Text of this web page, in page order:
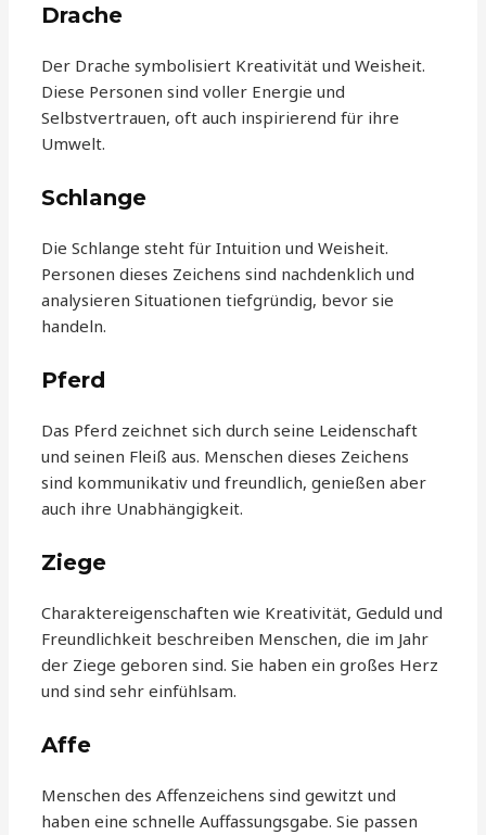
Drache
Der Drache symbolisiert Kreativität und Weisheit.
Diese Personen sind voller Energie und
Selbstvertrauen, oft auch inspirierend für ihre
Umwelt.
Schlange
Die Schlange steht für Intuition und Weisheit.
Personen dieses Zeichens sind nachdenklich und
analysieren Situationen tiefgründig, bevor sie
handeln.
Pferd
Das Pferd zeichnet sich durch seine Leidenschaft
und seinen Fleiß aus. Menschen dieses Zeichens
sind kommunikativ und freundlich, genießen aber
auch ihre Unabhängigkeit.
Ziege
Charaktereigenschaften wie Kreativität, Geduld und
Freundlichkeit beschreiben Menschen, die im Jahr
der Ziege geboren sind. Sie haben ein großes Herz
und sind sehr einfühlsam.
Affe
Menschen des Affenzeichens sind gewitzt und
haben eine schnelle Auffassungsgabe. Sie passen